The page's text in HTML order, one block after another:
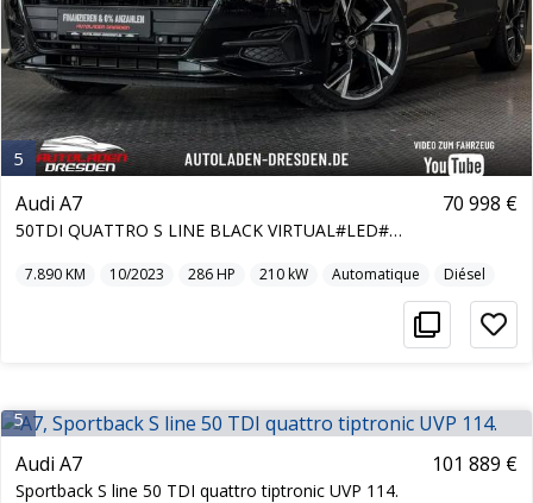
5
Audi A7
50TDI QUATTRO S LINE BLACK VIRTUAL#LED#SOFTCL
70 998 €
7.890KM 10/2023 286HP 210kW Automatique Diésel
5
Audi A7
Sportback S line 50 TDI quattro tiptronic UVP 114.
101 889 €